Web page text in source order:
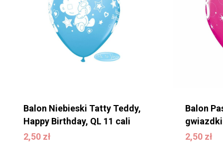
Balon Niebieski Tatty Teddy,
Happy Birthday, QL 11 cali
2,50 zł
2,50
Balon
2,50 zł
2,50